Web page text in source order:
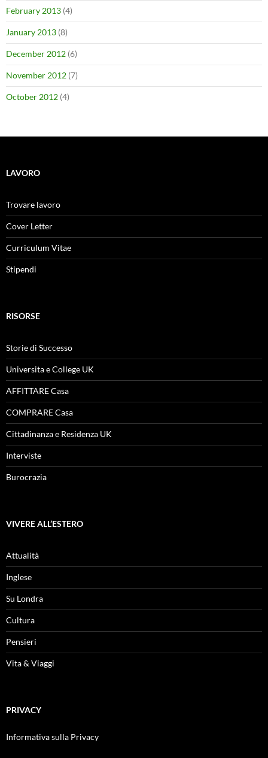
February 2013 (4)
January 2013 (8)
December 2012 (6)
November 2012 (7)
October 2012 (4)
LAVORO
Trovare lavoro
Cover Letter
Curriculum Vitae
Stipendi
RISORSE
Storie di Successo
Universita e College UK
AFFITTARE Casa
COMPRARE Casa
Cittadinanza e Residenza UK
Interviste
Burocrazia
VIVERE ALL’ESTERO
Attualità
Inglese
Su Londra
Cultura
Pensieri
Vita & Viaggi
PRIVACY
Informativa sulla Privacy